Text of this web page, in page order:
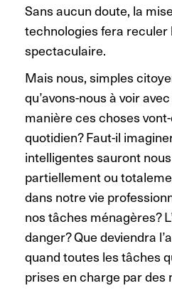
Sans aucun doute, la
technologies fera
spectaculaire.
Mais nous, simples
qu’avons-nous à voir
manière ces choses
quotidien? Faut-il
intelligentes sauront
partiellement ou
dans notre vie
nos tâches ménagères?
danger? Que deviendra
quand toutes les tâches
prises en charge par des